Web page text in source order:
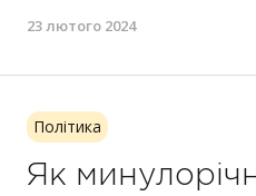
23 лютого 2024
Політика
Як